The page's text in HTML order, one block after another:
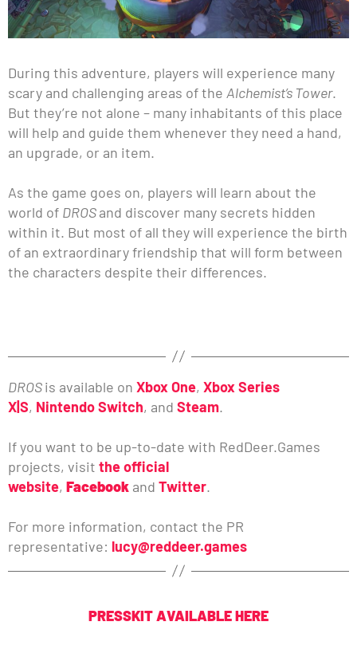
During this adventure, players will experience many
scary and challenging areas of the Alchemist’s Tower.
But they’re not alone – many inhabitants of this place
will help and guide them whenever they need a hand,
an upgrade, or an item.
As the game goes on, players will learn about the
world of DROSand discover many secrets hidden
within it. But most of all they will experience the birth
of an extraordinary friendship that will form between
the characters despite their differences.
DROSis available on Xbox One, Xbox Series
X|S, Nintendo Switch, and Steam.
If you want to be up-to-date with RedDeer.Games
projects, visit the official
website, Facebook and Twitter.
For more information, contact the PR
representative: lucy@reddeer.games
PRESSKIT AVAILABLE HERE